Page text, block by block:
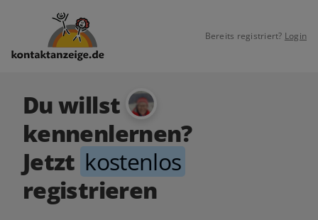
Bereits registriert? Login
Du willst
kennenlernen?
Jetzt kostenlos
registrieren